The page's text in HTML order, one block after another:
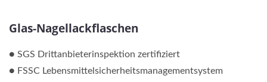
Glas-Nagellackflaschen
● SGS Drittanbieterinspektion zertifiziert
● FSSC Lebensmittelsicherheitsmanagementsystem